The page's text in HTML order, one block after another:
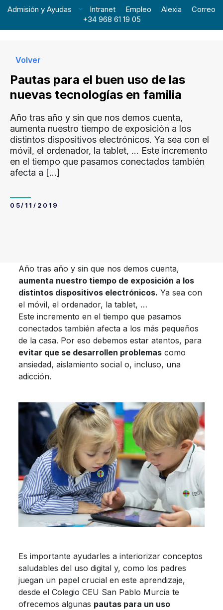
Admisión y Ayudas Intranet Empleo Alexia
Correo
+34 968 61 19 05
Volver
Pautas para el buen uso de las
nuevas tecnologías en familia
Año tras año y sin que nos demos cuenta,
aumenta nuestro tiempo de exposición a los
distintos dispositivos electrónicos. Ya sea con el
móvil, el ordenador, la tablet, … Este incremento
en el tiempo que pasamos conectados también
afecta a […]
05/11/2019
Año tras año y sin que nos demos cuenta,
aumenta nuestro tiempo de exposición a los
distintos dispositivos electrónicos. Ya sea con
el móvil, el ordenador, la tablet, …
Este incremento en el tiempo que pasamos
conectados también afecta a los más pequeños
de la casa. Por eso debemos estar atentos, para
evitar que se desarrollen problemascomo
ansiedad, aislamiento social o, incluso, una
adicción.
Es importante ayudarles a interiorizar conceptos
saludables del uso digital y, como los padres
juegan un papel crucial en este aprendizaje,
desde el Colegio CEU San Pablo Murcia te
ofrecemos algunas pautas para un uso